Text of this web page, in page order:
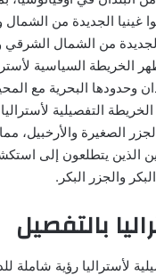
غينيا الجديدة من
الجديدة من الشمال الشرقي
الخريطة السياسية
وحدودها البحرية مع
التفصيلية
الصغيرة والأرخبيل،
الذين يتطلعون إلى
والجزر البكر.
بالتفصيل
لأستراليا رؤية شاملة